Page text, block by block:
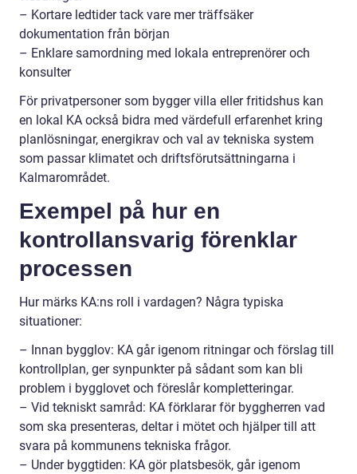
– Kortare ledtider tack vare mer träffsäker
dokumentation från början
– Enklare samordning med lokala entreprenörer och
konsulter
För privatpersoner som bygger villa eller fritidshus kan
en lokal KA också bidra med värdefull erfarenhet kring
planlösningar, energikrav och val av tekniska system
som passar klimatet och driftsförutsättningarna i
Kalmarområdet.
Exempel på hur en
kontrollansvarig förenklar
processen
Hur märks KA:ns roll i vardagen? Några typiska
situationer:
– Innan bygglov: KA går igenom ritningar och förslag till
kontrollplan, ger synpunkter på sådant som kan bli
problem i bygglovet och föreslår kompletteringar.
– Vid tekniskt samråd: KA förklarar för byggherren vad
som ska presenteras, deltar i mötet och hjälper till att
svara på kommunens tekniska frågor.
– Under byggtiden: KA gör platsbesök, går igenom